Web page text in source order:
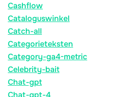
Cashflow
Cataloguswinkel
Catch-all
Categorieteksten
Category-ga4-metric
Celebrity-bait
Chat-gpt